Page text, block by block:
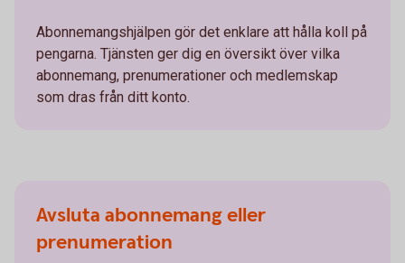
Abonnemangshjälpen gör det enklare att hålla koll på
pengarna. Tjänsten ger dig en översikt över vilka
abonnemang, prenumerationer och medlemskap
som dras från ditt konto.
Avsluta abonnemang eller
prenumeration